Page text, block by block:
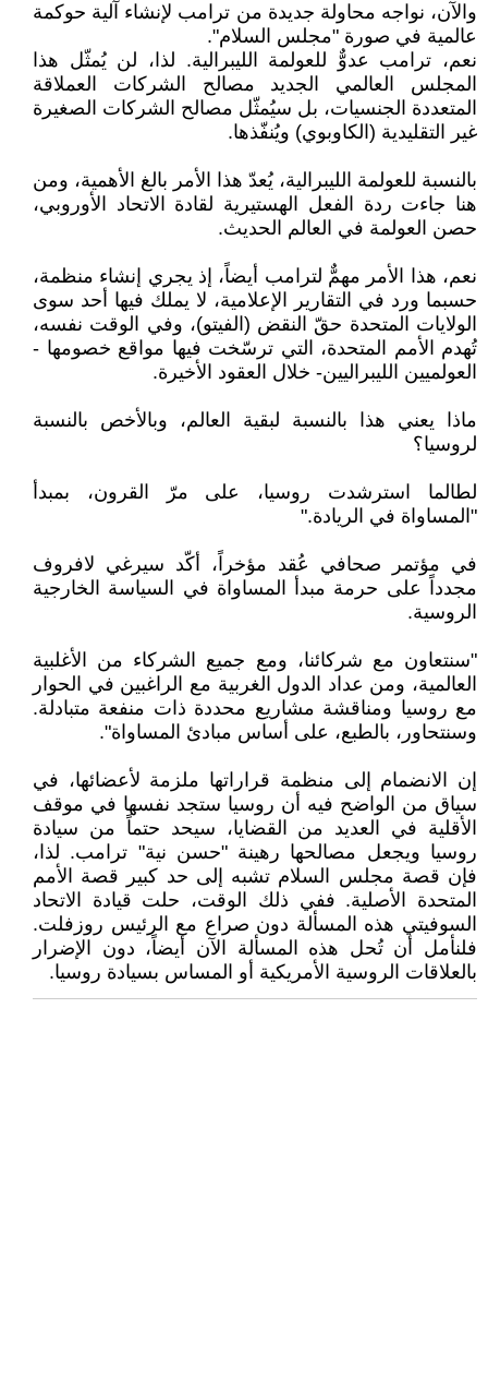
والآن، نواجه محاولة جديدة من ترامب لإنشاء آلية حوكمة
عالمية في صورة "مجلس السلام".‏
نعم، ترامب عدوٌّ للعولمة الليبرالية. لذا، لن يُمثّل هذا
المجلس العالمي الجديد مصالح الشركات العملاقة
‏المتعددة الجنسيات، بل سيُمثّل مصالح الشركات الصغيرة
غير التقليدية (الكاوبوي) ويُنفّذها‎.‎
بالنسبة للعولمة الليبرالية، يُعدّ هذا الأمر بالغ الأهمية، ومن
هنا جاءت ردة الفعل الهستيرية لقادة الاتحاد ‏الأوروبي،
حصن العولمة في العالم الحديث‎.‎
نعم، هذا الأمر مهمٌّ لترامب أيضاً، إذ يجري إنشاء منظمة،
حسبما ورد في التقارير الإعلامية، لا يملك ‏فيها أحد سوى
الولايات المتحدة حقّ النقض (الفيتو)، وفي الوقت نفسه،
تُهدم الأمم المتحدة، التي ترسّخت فيها ‏مواقع خصومها -
العولميين الليبراليين- خلال العقود الأخيرة‏‎.‎
ماذا يعني هذا بالنسبة لبقية العالم، وبالأخص بالنسبة
لروسيا؟
لطالما استرشدت روسيا، على مرّ القرون، بمبدأ
"المساواة في الريادة‎".‎
في مؤتمر صحافي عُقد مؤخراً، أكّد سيرغي لافروف
مجدداً على حرمة مبدأ المساواة في السياسة ‏الخارجية
الروسية‎.‎
‎"‎سنتعاون مع شركائنا، ومع جميع الشركاء من الأغلبية
العالمية، ومن عداد الدول الغربية مع الراغبين ‏في الحوار
مع روسيا ومناقشة مشاريع محددة ذات منفعة متبادلة.
وسنتحاور، بالطبع، على أساس مبادئ ‏المساواة‎."‎
إن الانضمام إلى منظمة قراراتها ملزمة لأعضائها، في
سياق من الواضح فيه أن روسيا ستجد نفسها ‏في موقف
الأقلية في العديد من القضايا، سيحد حتماً من سيادة
روسيا ويجعل مصالحها رهينة "حسن نية" ‏ترامب. لذا،
فإن قصة مجلس السلام تشبه إلى حد كبير قصة الأمم
المتحدة الأصلية. ففي ذلك الوقت، حلت قيادة ‏الاتحاد
السوفيتي هذه المسألة دون صراع مع الرئيس روزفلت.
فلنأمل أن تُحل هذه المسألة الآن أيضاً، دون ‏الإضرار
بالعلاقات الروسية الأمريكية أو المساس بسيادة روسيا‎.‎